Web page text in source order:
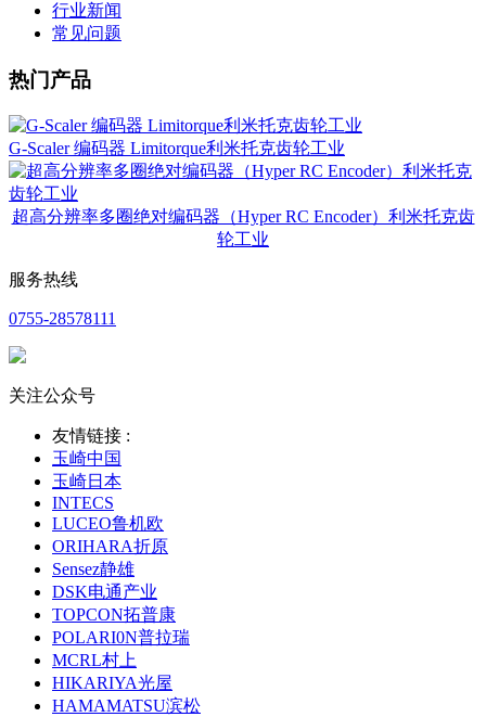
行业新闻
常见问题
热门产品
G-Scaler 编码器 Limitorque利米托克齿轮工业
超高分辨率多圈绝对编码器（Hyper RC Encoder）利米托克齿
轮工业
服务热线
0755-28578111
关注公众号
友情链接 :
玉崎中国
玉崎日本
INTECS
LUCEO鲁机欧
ORIHARA折原
Sensez静雄
DSK电通产业
TOPCON拓普康
POLARI0N普拉瑞
MCRL村上
HIKARIYA光屋
HAMAMATSU滨松